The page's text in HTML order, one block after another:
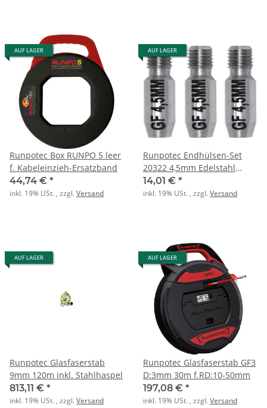
AUF LAGER
Runpotec Box RUNPO 5 leer
f. Kabeleinzieh-Ersatzband
44,74 € *
inkl. 19% USt. , zzgl.Versand
AUF LAGER
Runpotec Endhülsen-Set
20322 4,5mm Edelstahl
(VPE=3Stück)
14,01 € *
inkl. 19% USt. , zzgl.Versand
AUF LAGER
Runpotec Glasfaserstab
9mm 120m inkl. Stahlhaspel
813,11 € *
inkl. 19% USt. , zzgl.Versand
AUF LAGER
Runpotec Glasfaserstab GF3
D:3mm 30m f.RD:10-50mm
197,08 € *
inkl. 19% USt. , zzgl.Versand